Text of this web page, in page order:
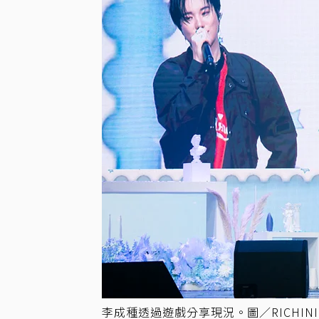
李成種透過遊戲分享現況。圖／